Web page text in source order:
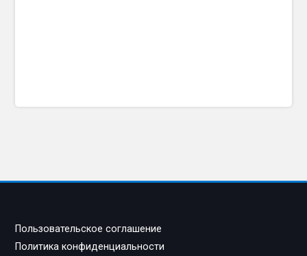
Пользовательское соглашение
Политика конфиденциальности